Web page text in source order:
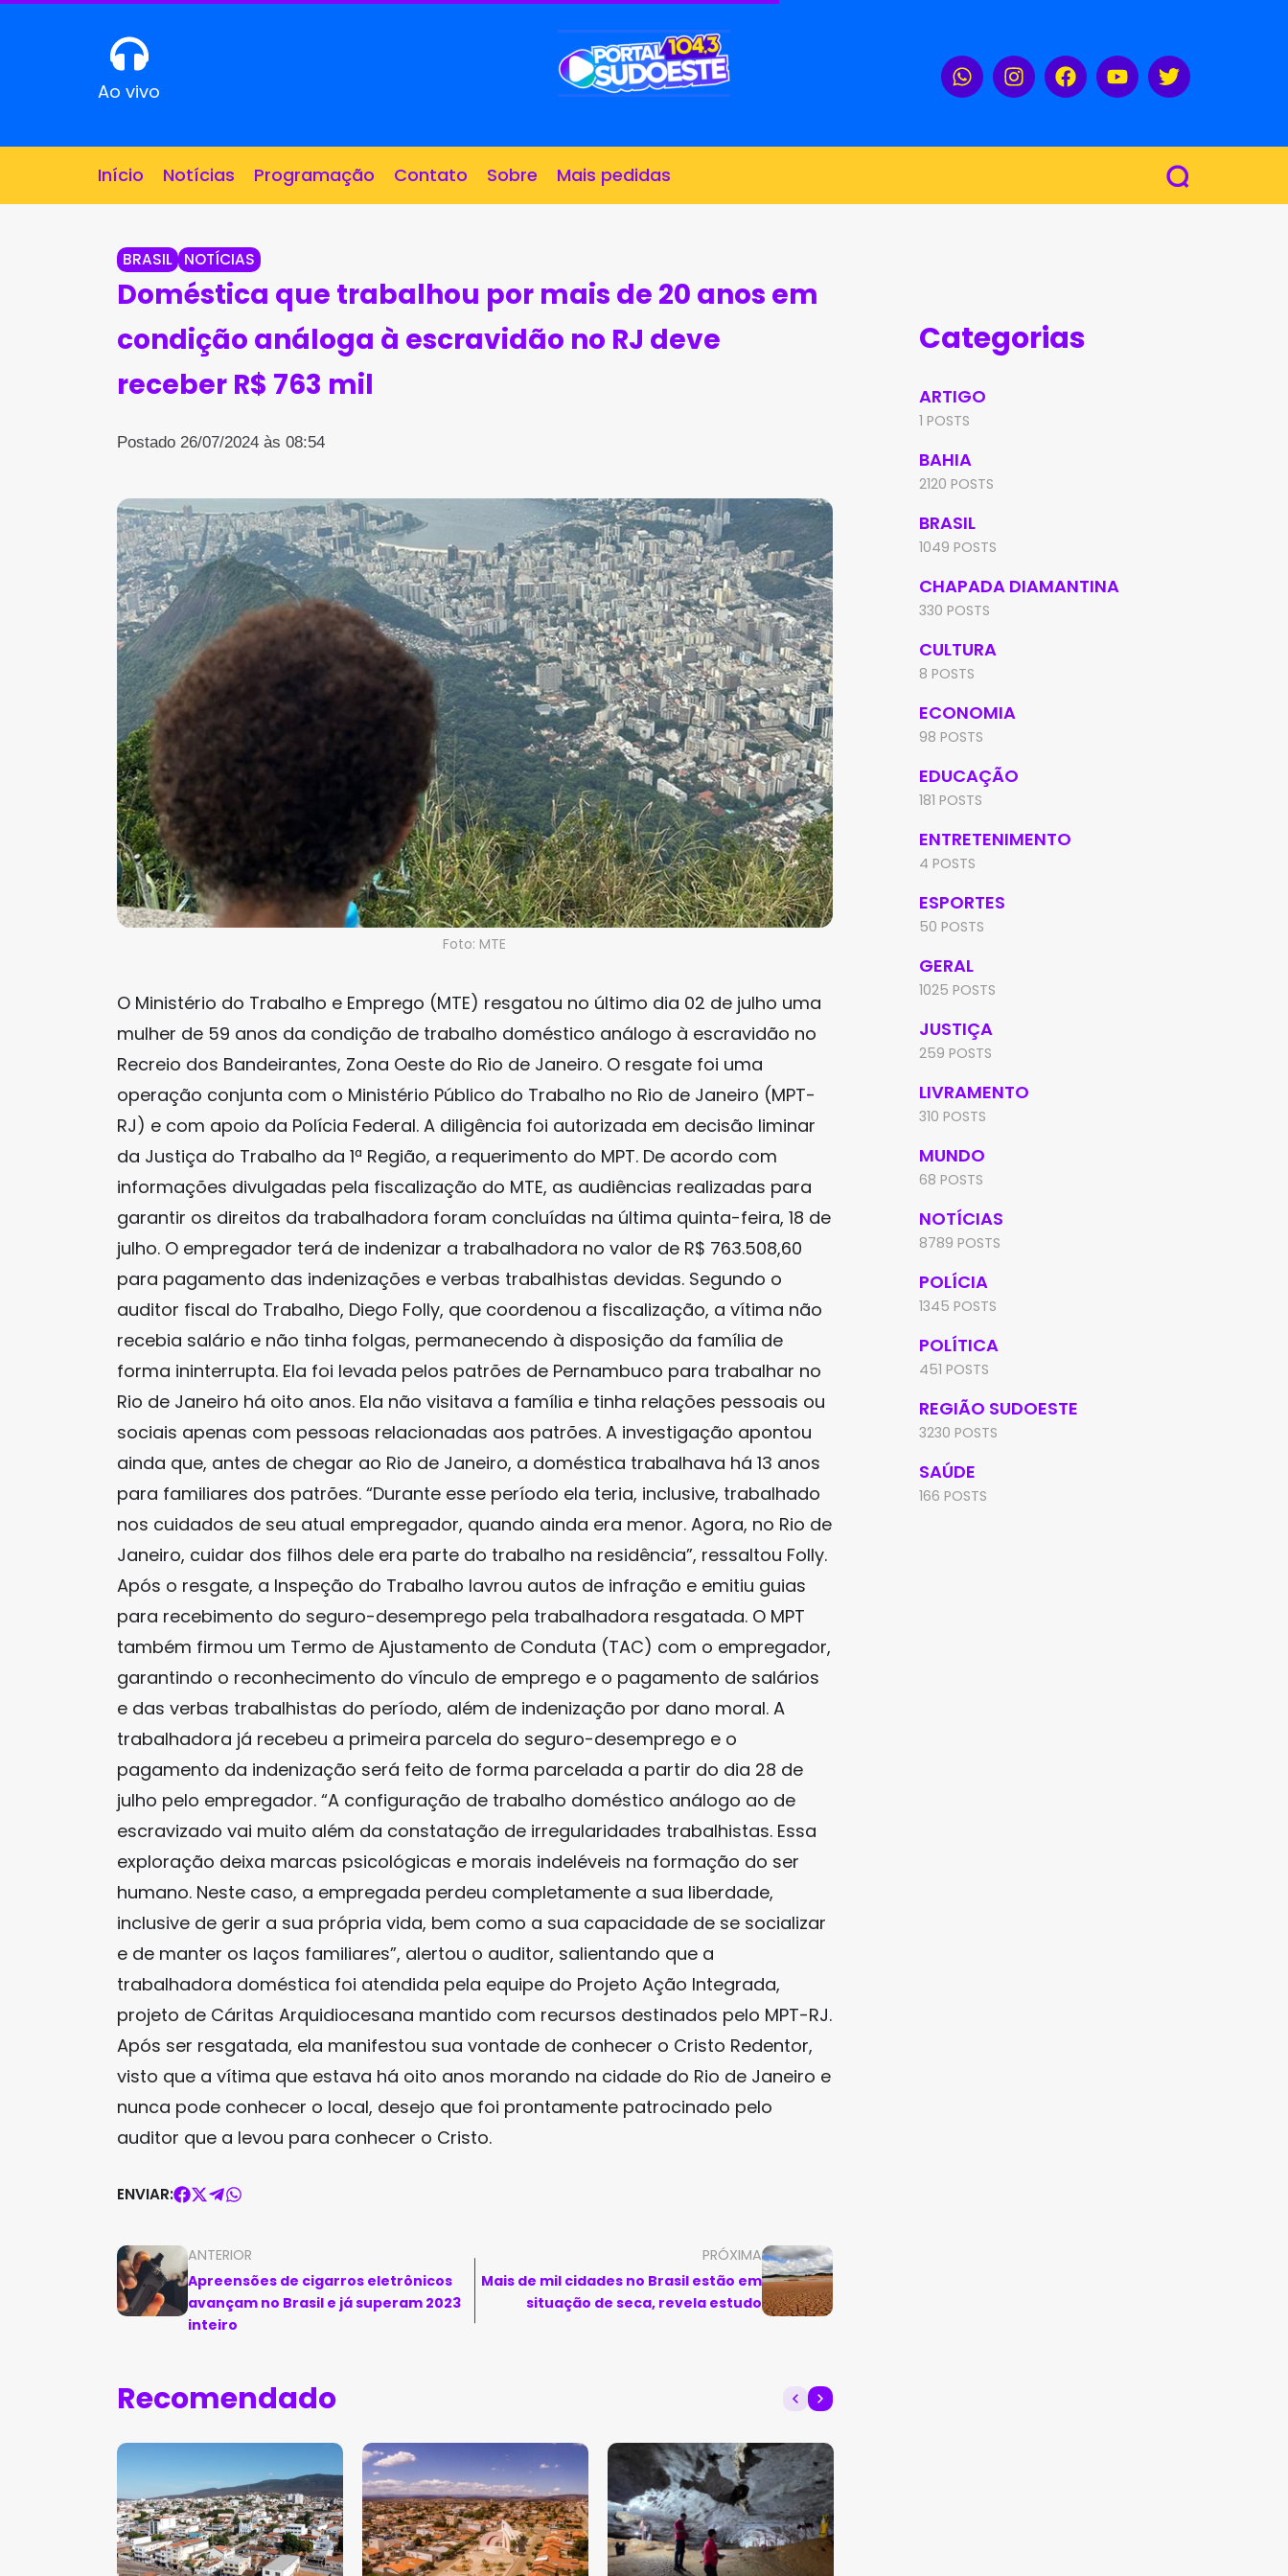
Ao vivo
Início Notícias Programação Contato Sobre Mais pedidas
BRASIL NOTÍCIAS
Doméstica que trabalhou por mais de 20 anos em
condição análoga à escravidão no RJ deve
receber R$ 763 mil
Postado 26/07/2024 às 08:54
Foto: MTE
O Ministério do Trabalho e Emprego (MTE) resgatou no último dia 02 de julho uma
mulher de 59 anos da condição de trabalho doméstico análogo à escravidão no
Recreio dos Bandeirantes, Zona Oeste do Rio de Janeiro. O resgate foi uma
operação conjunta com o Ministério Público do Trabalho no Rio de Janeiro (MPT-
RJ) e com apoio da Polícia Federal. A diligência foi autorizada em decisão liminar
da Justiça do Trabalho da 1ª Região, a requerimento do MPT. De acordo com
informações divulgadas pela fiscalização do MTE, as audiências realizadas para
garantir os direitos da trabalhadora foram concluídas na última quinta-feira, 18 de
julho. O empregador terá de indenizar a trabalhadora no valor de R$ 763.508,60
para pagamento das indenizações e verbas trabalhistas devidas. Segundo o
auditor fiscal do Trabalho, Diego Folly, que coordenou a fiscalização, a vítima não
recebia salário e não tinha folgas, permanecendo à disposição da família de
forma ininterrupta. Ela foi levada pelos patrões de Pernambuco para trabalhar no
Rio de Janeiro há oito anos. Ela não visitava a família e tinha relações pessoais ou
sociais apenas com pessoas relacionadas aos patrões. A investigação apontou
ainda que, antes de chegar ao Rio de Janeiro, a doméstica trabalhava há 13 anos
para familiares dos patrões. “Durante esse período ela teria, inclusive, trabalhado
nos cuidados de seu atual empregador, quando ainda era menor. Agora, no Rio de
Janeiro, cuidar dos filhos dele era parte do trabalho na residência”, ressaltou Folly.
Após o resgate, a Inspeção do Trabalho lavrou autos de infração e emitiu guias
para recebimento do seguro-desemprego pela trabalhadora resgatada. O MPT
também firmou um Termo de Ajustamento de Conduta (TAC) com o empregador,
garantindo o reconhecimento do vínculo de emprego e o pagamento de salários
e das verbas trabalhistas do período, além de indenização por dano moral. A
trabalhadora já recebeu a primeira parcela do seguro-desemprego e o
pagamento da indenização será feito de forma parcelada a partir do dia 28 de
julho pelo empregador. “A configuração de trabalho doméstico análogo ao de
escravizado vai muito além da constatação de irregularidades trabalhistas. Essa
exploração deixa marcas psicológicas e morais indeléveis na formação do ser
humano. Neste caso, a empregada perdeu completamente a sua liberdade,
inclusive de gerir a sua própria vida, bem como a sua capacidade de se socializar
e de manter os laços familiares”, alertou o auditor, salientando que a
trabalhadora doméstica foi atendida pela equipe do Projeto Ação Integrada,
projeto de Cáritas Arquidiocesana mantido com recursos destinados pelo MPT-RJ.
Após ser resgatada, ela manifestou sua vontade de conhecer o Cristo Redentor,
visto que a vítima que estava há oito anos morando na cidade do Rio de Janeiro e
nunca pode conhecer o local, desejo que foi prontamente patrocinado pelo
auditor que a levou para conhecer o Cristo.
ENVIAR:
ANTERIOR
Apreensões de cigarros eletrônicos
avançam no Brasil e já superam 2023
inteiro
PRÓXIMA
Mais de mil cidades no Brasil estão em
situação de seca, revela estudo
Recomendado
Categorias
ARTIGO
1 POSTS
BAHIA
2120 POSTS
BRASIL
1049 POSTS
CHAPADA DIAMANTINA
330 POSTS
CULTURA
8 POSTS
ECONOMIA
98 POSTS
EDUCAÇÃO
181 POSTS
ENTRETENIMENTO
4 POSTS
ESPORTES
50 POSTS
GERAL
1025 POSTS
JUSTIÇA
259 POSTS
LIVRAMENTO
310 POSTS
MUNDO
68 POSTS
NOTÍCIAS
8789 POSTS
POLÍCIA
1345 POSTS
POLÍTICA
451 POSTS
REGIÃO SUDOESTE
3230 POSTS
SAÚDE
166 POSTS